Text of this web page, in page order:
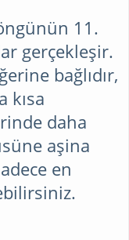
11.
gerçekleşir.
bağlıdır,
kısa
daha
aşina
en